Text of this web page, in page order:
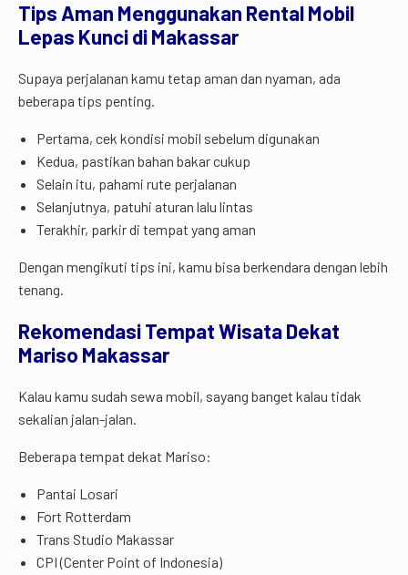
Tips Aman Menggunakan Rental Mobil
Lepas Kunci di Makassar
Supaya perjalanan kamu tetap aman dan nyaman, ada
beberapa tips penting.
Pertama, cek kondisi mobil sebelum digunakan
Kedua, pastikan bahan bakar cukup
Selain itu, pahami rute perjalanan
Selanjutnya, patuhi aturan lalu lintas
Terakhir, parkir di tempat yang aman
Dengan mengikuti tips ini, kamu bisa berkendara dengan lebih
tenang.
Rekomendasi Tempat Wisata Dekat
Mariso Makassar
Kalau kamu sudah sewa mobil, sayang banget kalau tidak
sekalian jalan-jalan.
Beberapa tempat dekat Mariso:
Pantai Losari
Fort Rotterdam
Trans Studio Makassar
CPI (Center Point of Indonesia)